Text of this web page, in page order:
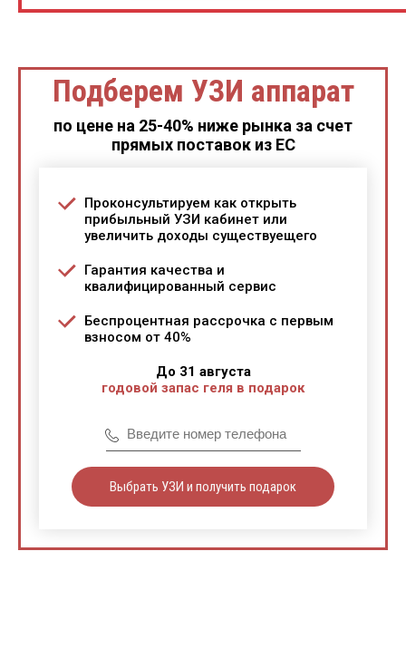
Подберем УЗИ аппарат
по цене на 25-40% ниже рынка за счет
прямых поставок из ЕС
Проконсультируем как открыть
прибыльный УЗИ кабинет или
увеличить доходы существуещего
Гарантия качества и
квалифицированный сервис
Беспроцентная рассрочка с первым
взносом от 40%
До 31 августа
годовой запас геля в подарок
Выбрать УЗИ и получить подарок